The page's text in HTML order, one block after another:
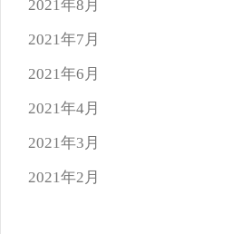
2021年8月
2021年7月
2021年6月
2021年4月
2021年3月
2021年2月